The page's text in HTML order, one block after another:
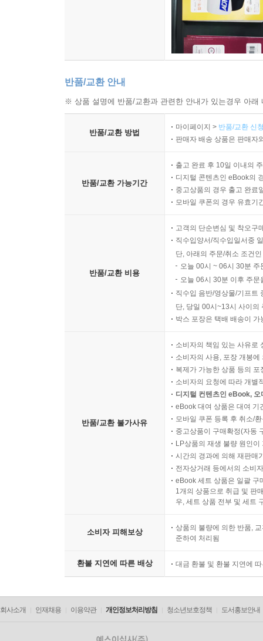
반품/교환 안내
※ 상품 설명에 반품/교환과 관련한 안내가 있는경우 아
반품/교환 방법
마이페이지 > 반품/교환 신
판매자 배송 상품은 판매자
반품/교환 가능기간
출고 완료 후 10일 이내의
디지털 콘텐츠인 eBook의
중고상품의 경우 출고 완료
모바일 쿠폰의 경우 유효기
반품/교환 비용
고객의 단순변심 및 착오구
직수입양서/직수입일서중
단, 아래의 주문/취소 조건
오늘 00시 ~ 06시 30분
오늘 06시 30분 이후 주
직수입 음반/영상물/기프트
단, 당일 00시~13시 사이의
박스 포장은 택배 배송이
반품/교환 불가사유
소비자의 책임 있는 사유로
소비자의 사용, 포장 개봉
복제가 가능한 상품 등의
소비자의 요청에 따라 개별
디지털 컨텐츠인 eBook,
eBook 대여 상품은 대여 기
모바일 쿠폰 등록 후 취소/
중고상품이 구매확정(자동
LP상품의 재생 불량 원인
시간의 경과에 의해 재판매
전자상거래 등에서의 소비
eBook 세트 상품은 일괄 구
1개의 상품으로 취급 및 판
우, 세트 상품 전부 및 세트
소비자 피해보상
상품의 불량에 의한 반품,
준하여 처리됨
환불 지연에 따른 배상 대금 환불 및 환불 지연에
회사소개 인재채용 이용약관 개인정보처리방침 청소년보호정책 도서홍보안내